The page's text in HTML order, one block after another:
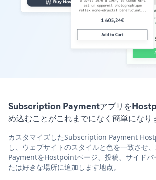
Subscription Paymentアプリを
め込むことがこれまでになく簡単になり
カスタマイズしたSubscription Payment
し、ウェブサイトのスタイルと色を一致させ
PaymentをHostpointページ、投稿、サイドバ
たは好きな場所に追加します地点。